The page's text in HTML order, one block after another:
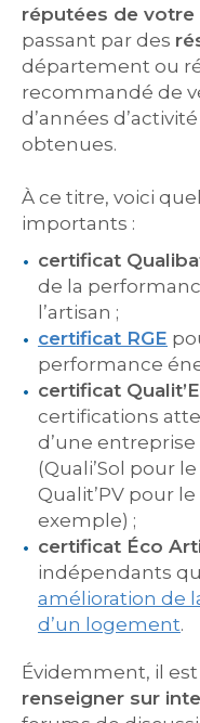
réputées de
passant par des
département ou
recommandé de
d’années
obtenues.
À ce titre, voici
importants :
certificat
de la
l’artisan ;
certificat RGE
performance
certificat
certifications
d’une
(Quali’Sol pour
Qualit’PV pour
exemple) ;
certificat Éco
indépendants
amélioration de
d’un logement.
Évidemment, il
renseigner sur